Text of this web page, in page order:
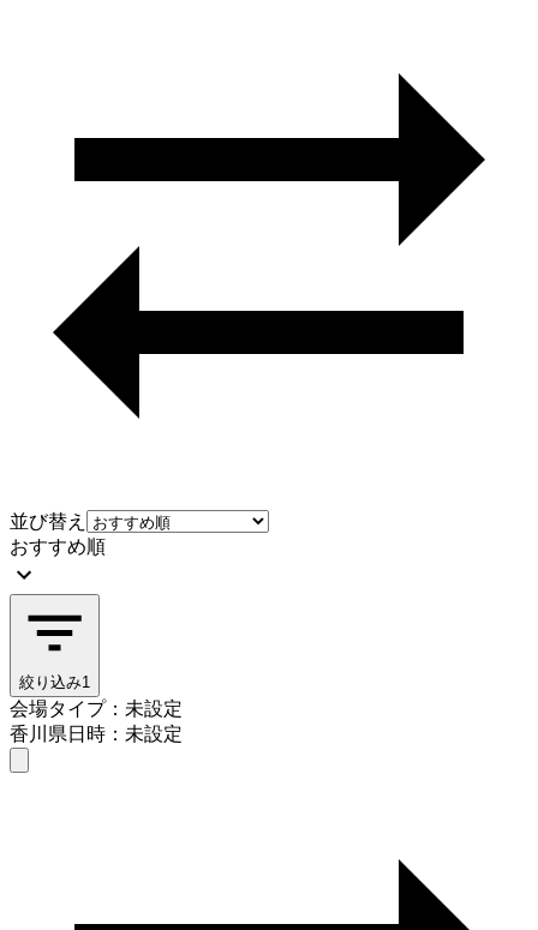
並び替え
おすすめ順
絞り込み1
会場タイプ：未設定
香川県日時：未設定